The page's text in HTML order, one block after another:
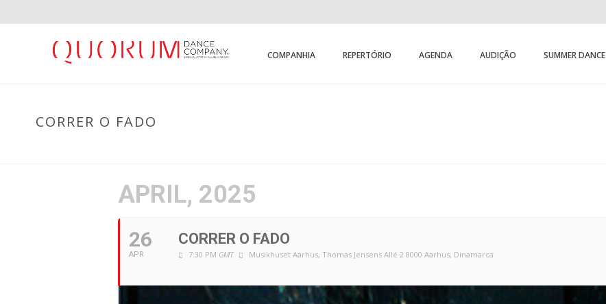
COMPANHIA REPERTÓRIO AGENDA AUDIÇÃO SUMMER DANCE
CORRER O FADO
APRIL, 2025
26
APR
CORRER O FADO
7:30 PM GMT Musikhuset Aarhus, Thomas Jensens Allé 2 8000 Aarhus, Dinamarca